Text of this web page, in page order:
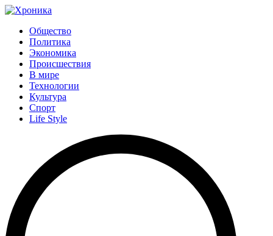
Общество
Политика
Экономика
Происшествия
В мире
Технологии
Культура
Спорт
Life Style